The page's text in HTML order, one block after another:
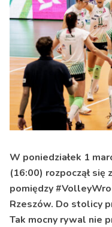
W poniedziałek 1
(16:00) rozpoczął się
pomiędzy
Rzeszów. Do stolicy
Tak mocny rywal nie